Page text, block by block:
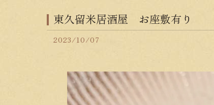
東久留米居酒屋 お座敷有り
2023/10/07